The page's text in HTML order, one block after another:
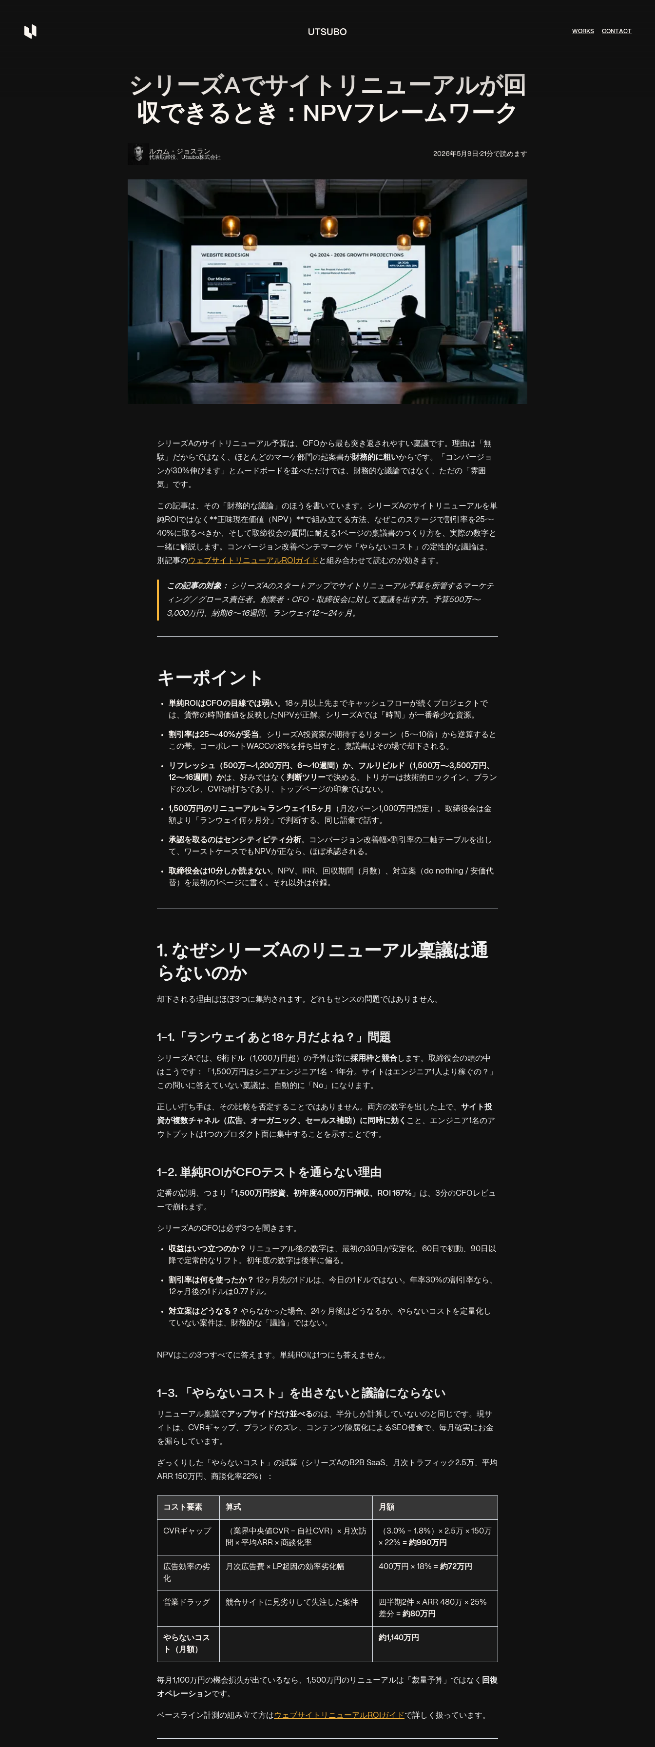
WORKS CONTACT
シリーズAでサイトリニューアルが回
収できるとき：NPVフレームワーク
ルカム・ジョスラン
代表取締役、Utsubo株式会社 2026年5月9日 ·21分で読めます
シリーズAのサイトリニューアル予算は、CFOから最も突き返されやすい稟議です。理由は「無
駄」だからではなく、ほとんどのマーケ部門の起案書が財務的に粗いからです。「コンバージョ
ンが30%伸びます」とムードボードを並べただけでは、財務的な議論ではなく、ただの「雰囲
気」です。
この記事は、その「財務的な議論」のほうを書いています。シリーズAのサイトリニューアルを単
純ROIではなく**正味現在価値（NPV）**で組み立てる方法、なぜこのステージで割引率を25〜
40%に取るべきか、そして取締役会の質問に耐える1ページの稟議書のつくり方を、実際の数字と
一緒に解説します。コンバージョン改善ベンチマークや「やらないコスト」の定性的な議論は、
別記事のウェブサイトリニューアルROIガイド と組み合わせて読むのが効きます。
この記事の対象：
シリーズAのスタートアップでサイトリニューアル予算を所管するマーケテ
ィング／グロース責任者。創業者・CFO・取締役会に対して稟議を出す方。予算500万〜
3,000万円、納期6〜16週間、ランウェイ12〜24ヶ月。
キーポイント
単純ROIはCFOの目線では弱い。18ヶ月以上先までキャッシュフローが続くプロジェクトで
は、貨幣の時間価値を反映したNPVが正解。シリーズAでは「時間」が一番希少な資源。
割引率は25〜40%が妥当 。シリーズA投資家が期待するリターン（5〜10倍）から逆算すると
この帯。コーポレートWACCの8%を持ち出すと、稟議書はその場で却下される。
リフレッシュ（500万〜1,200万円、6〜10週間）か、フルリビルド（1,500万〜3,500万円、
12〜16週間）かは、好みではなく 判断ツリーで決める。トリガーは技術的ロックイン、ブラン
ドのズレ、CVR頭打ちであり、トップページの印象ではない。
1,500万円のリニューアル ≒ ランウェイ1.5ヶ月
（月次バーン1,000万円想定）。取締役会は金
額より「ランウェイ何ヶ月分」で判断する。同じ語彙で話す。
承認を取るのはセンシティビティ分析。コンバージョン改善幅×割引率の二軸テーブルを出し
て、ワーストケースでもNPVが正なら、ほぼ承認される。
取締役会は10分しか読まない。NPV、IRR、回収期間（月数）、対立案（do nothing / 安価代
替）を最初の1ページに書く。それ以外は付録。
1. なぜシリーズAのリニューアル稟議は通
らないのか
却下される理由はほぼ3つに集約されます。どれもセンスの問題ではありません。
1-1.「ランウェイあと18ヶ月だよね？」問題
シリーズAでは、6桁ドル（1,000万円超）の予算は常に採用枠と競合 します。取締役会の頭の中
はこうです：「1,500万円はシニアエンジニア1名・1年分。サイトはエンジニア1人より稼ぐの？」
この問いに答えていない稟議は、自動的に「No」になります。
正しい打ち手は、その比較を否定することではありません。両方の数字を出した上で、 サイト投
資が複数チャネル（広告、オーガニック、セールス補助）に同時に効く こと、エンジニア1名のア
ウトプットは1つのプロダクト面に集中することを示すことです。
1-2. 単純ROIがCFOテストを通らない理由
定番の説明、つまり 「1,500万円投資、初年度4,000万円増収、ROI 167%」 は、3分のCFOレビュ
ーで崩れます。
シリーズAのCFOは必ず3つを聞きます。
収益はいつ立つのか？
リニューアル後の数字は、最初の30日が安定化、60日で初動、90日以
降で定常的なリフト。初年度の数字は後半に偏る。
割引率は何を使ったか？ 12ヶ月先の1ドルは、今日の1ドルではない。年率30%の割引率なら、
12ヶ月後の1ドルは0.77ドル。
対立案はどうなる？ やらなかった場合、24ヶ月後はどうなるか。やらないコストを定量化し
ていない案件は、財務的な「議論」ではない。
NPVはこの3つすべてに答えます。単純ROIは1つにも答えません。
1-3. 「やらないコスト」を出さないと議論にならない
リニューアル稟議でアップサイドだけ並べるのは、半分しか計算していないのと同じです。現サ
イトは、CVRギャップ、ブランドのズレ、コンテンツ陳腐化によるSEO侵食で、毎月確実にお金
を漏らしています。
ざっくりした「やらないコスト」の試算（シリーズAのB2B SaaS、月次トラフィック2.5万、平均
ARR 150万円、商談化率22%）：
コスト要素 算式 月額
CVRギャップ
（業界中央値CVR − 自社CVR）× 月次訪
問 × 平均ARR × 商談化率
（3.0% − 1.8%）× 2.5万 × 150万
× 22% = 約990万円
広告効率の劣
化
月次広告費 × LP起因の効率劣化幅 400万円 × 18% = 約72万円
営業ドラッグ 競合サイトに見劣りして失注した案件
四半期2件 × ARR 480万 × 25%
差分 = 約80万円
やらないコス
ト（月額）
約1,140万円
毎月1,100万円の機会損失が出ているなら、1,500万円のリニューアルは「裁量予算」ではなく
回復
オペレーションです。
ベースライン計測の組み立て方は ウェブサイトリニューアルROIガイド で詳しく扱っています。